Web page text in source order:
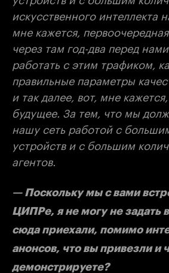
искусственного интеллекта
мне кажется,
через там год-два перед
работать с этим трафиком,
правильные параметры
и так далее, вот, мне
будущее. За тем, что мы
нашу сеть работой с
устройств и с большим
агентов.
— Поскольку мы с вами
ЦИПРе, я не могу не задать
сюда приехали, помимо
анонсов, что вы привезли и
демонстрируете?